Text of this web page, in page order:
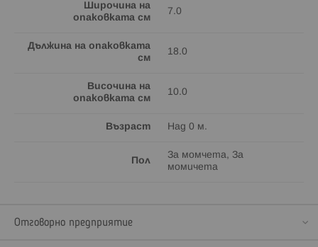
Широчина на
опаковката см
7.0
Дължина на опаковката
см
18.0
Височина на
опаковката см
10.0
Възраст Над 0 м.
Пол
За момчета, За
момичета
Отговорно предприятие